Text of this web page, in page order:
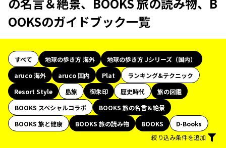
OOKSのガイドブック一覧
すべて 地球の歩き方 海外
地球の歩き方 Jシリーズ（国内）
aruco 海外
aruco 国内 Plat
ランキング&テクニック
Resort Style
島旅 御朱印 歴史時代
旅の図鑑
BOOKS スペシャルコラボ
BOOKS 旅の名言＆絶景
BOOKS 旅と健康
BOOKS 旅の読み物 BOOKS
D-Books
絞り込み条件を追加